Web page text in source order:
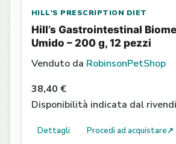
HILL'S PRESCRIPTION DIET
Hill’s Gastrointestinal
Umido – 200 g, 12 pezzi
Venduto da RobinsonPetShop
38,40 €
Disponibilità indicata dal
Dettagli Procedi ad acquistare↗